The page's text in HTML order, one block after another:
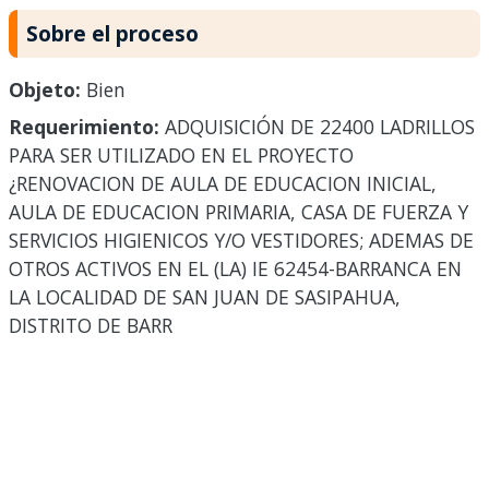
Sobre el proceso
Objeto: Bien
Requerimiento: ADQUISICIÓN DE 22400 LADRILLOS
PARA SER UTILIZADO EN EL PROYECTO
¿RENOVACION DE AULA DE EDUCACION INICIAL,
AULA DE EDUCACION PRIMARIA, CASA DE FUERZA Y
SERVICIOS HIGIENICOS Y/O VESTIDORES; ADEMAS DE
OTROS ACTIVOS EN EL (LA) IE 62454-BARRANCA EN
LA LOCALIDAD DE SAN JUAN DE SASIPAHUA,
DISTRITO DE BARR